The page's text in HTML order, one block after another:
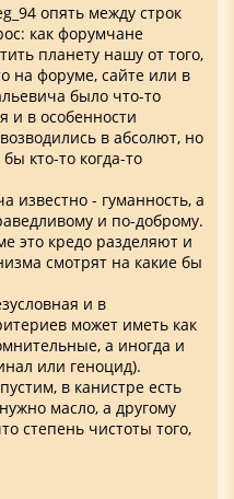
опять между строк
как форумчане
планету нашу от того,
на форуме, сайте или в
было что-то
и в особенности
в абсолют, но
кто-то когда-то
известно - гуманность, а
и по-доброму.
это кредо разделяют и
смотрят на какие бы
и в
может иметь как
а иногда и
или геноцид).
в канистре есть
масло, а другому
степень чистоты того,